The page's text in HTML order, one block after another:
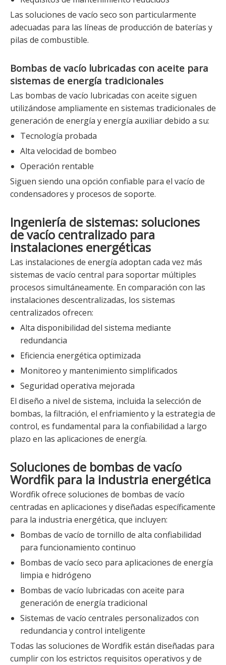
Las soluciones de vacío seco son particularmente
adecuadas para las líneas de producción de baterías y
pilas de combustible.
Bombas de vacío lubricadas con aceite para
sistemas de energía tradicionales
Las bombas de vacío lubricadas con aceite siguen
utilizándose ampliamente en sistemas tradicionales de
generación de energía y energía auxiliar debido a su:
Tecnología probada
Alta velocidad de bombeo
Operación rentable
Siguen siendo una opción confiable para el vacío de
condensadores y procesos de soporte.
Ingeniería de sistemas: soluciones
de vacío centralizado para
instalaciones energéticas
Las instalaciones de energía adoptan cada vez más
sistemas de vacío central para soportar múltiples
procesos simultáneamente. En comparación con las
instalaciones descentralizadas, los sistemas
centralizados ofrecen:
Alta disponibilidad del sistema mediante
redundancia
Eficiencia energética optimizada
Monitoreo y mantenimiento simplificados
Seguridad operativa mejorada
El diseño a nivel de sistema, incluida la selección de
bombas, la filtración, el enfriamiento y la estrategia de
control, es fundamental para la confiabilidad a largo
plazo en las aplicaciones de energía.
Soluciones de bombas de vacío
Wordfik para la industria energética
Wordfik ofrece soluciones de bombas de vacío
centradas en aplicaciones y diseñadas específicamente
para la industria energética, que incluyen:
Bombas de vacío de tornillo de alta confiabilidad
para funcionamiento continuo
Bombas de vacío seco para aplicaciones de energía
limpia e hidrógeno
Bombas de vacío lubricadas con aceite para
generación de energía tradicional
Sistemas de vacío centrales personalizados con
redundancia y control inteligente
Todas las soluciones de Wordfik están diseñadas para
cumplir con los estrictos requisitos operativos y de